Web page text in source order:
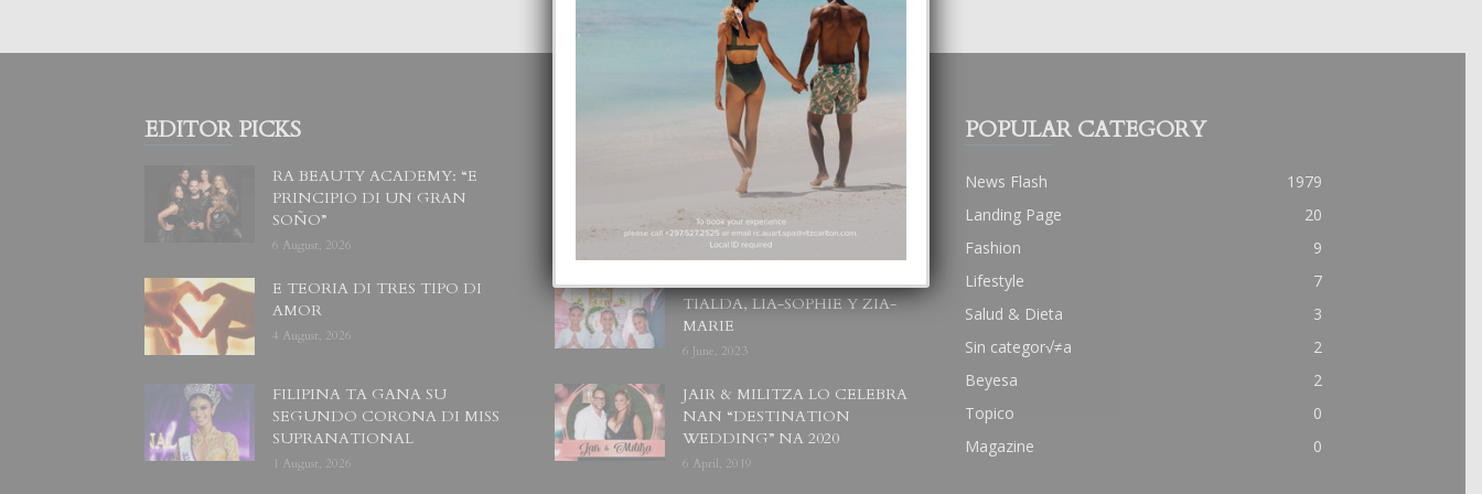
EDITOR PICKS
RA BEAUTY ACADEMY: “E
PRINCIPIO DI UN GRAN
SOÑO”
6 August, 2026
E TEORIA DI TRES TIPO DI
AMOR
4 August, 2026
FILIPINA TA GANA SU
SEGUNDO CORONA DI MISS
SUPRANATIONAL
1 August, 2026
POPULAR POSTS
BODA MANSUR
3 December, 2019
UN DIA INOLVIDABEL PA
TIALDA, LIA-SOPHIE Y ZIA-
MARIE
6 June, 2023
JAIR & MILITZA LO CELEBRA
NAN “DESTINATION
WEDDING” NA 2020
6 April, 2019
POPULAR CATEGORY
News Flash
1979
Landing Page
20
Fashion
9
Lifestyle
7
Salud & Dieta
3
Sin categor√≠a
2
Beyesa
2
Topico
0
Magazine
0